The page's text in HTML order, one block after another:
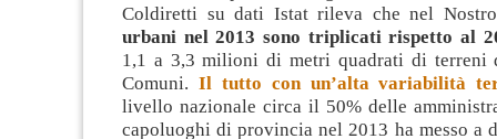
Coldiretti su dati Istat rileva che nel Nostro
urbani nel 2013 sono triplicati rispetto al
1,1 a 3,3 milioni di metri quadrati di terreni
Comuni. Il tutto con un’alta variabilità
livello nazionale circa il 50% delle
capoluoghi di provincia nel 2013 ha messo a